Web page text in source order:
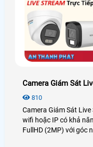
Camera Giám Sát
810
Camera Giám Sát
wifi hoặc IP có khả
FullHD (2MP) với góc